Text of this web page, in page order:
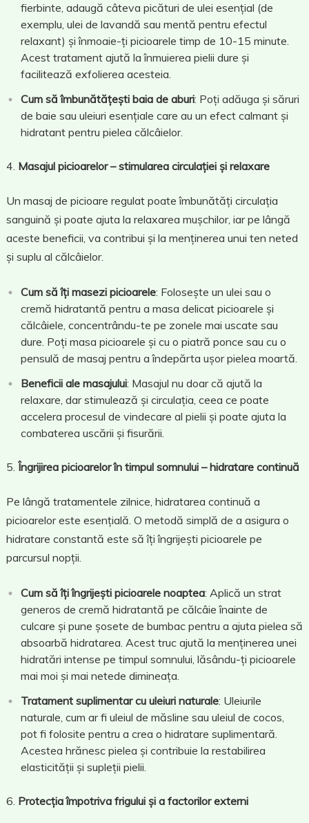
fierbinte, adaugă câteva picături de ulei esențial (de
exemplu, ulei de lavandă sau mentă pentru efectul
relaxant) și înmoaie-ți picioarele timp de 10-15 minute.
Acest tratament ajută la înmuierea pielii dure și
facilitează exfolierea acesteia.
Cum să îmbunătățești baia de aburi: Poți adăuga și săruri
de baie sau uleiuri esențiale care au un efect calmant și
hidratant pentru pielea călcâielor.
Masajul picioarelor – stimularea circulației și relaxare
Un masaj de picioare regulat poate îmbunătăți circulația
sanguină și poate ajuta la relaxarea mușchilor, iar pe lângă
aceste beneficii, va contribui și la menținerea unui ten neted
și suplu al călcâielor.
Cum să îți masezi picioarele: Folosește un ulei sau o
cremă hidratantă pentru a masa delicat picioarele și
călcâiele, concentrându-te pe zonele mai uscate sau
dure. Poți masa picioarele și cu o piatră ponce sau cu o
pensulă de masaj pentru a îndepărta ușor pielea moartă.
Beneficii ale masajului: Masajul nu doar că ajută la
relaxare, dar stimulează și circulația, ceea ce poate
accelera procesul de vindecare al pielii și poate ajuta la
combaterea uscării și fisurării.
Îngrijirea picioarelor în timpul somnului – hidratare continuă
Pe lângă tratamentele zilnice, hidratarea continuă a
picioarelor este esențială. O metodă simplă de a asigura o
hidratare constantă este să îți îngrijești picioarele pe
parcursul nopții.
Cum să îți îngrijești picioarele noaptea: Aplică un strat
generos de cremă hidratantă pe călcâie înainte de
culcare și pune șosete de bumbac pentru a ajuta pielea să
absoarbă hidratarea. Acest truc ajută la menținerea unei
hidratări intense pe timpul somnului, lăsându-ți picioarele
mai moi și mai netede dimineața.
Tratament suplimentar cu uleiuri naturale: Uleiurile
naturale, cum ar fi uleiul de măsline sau uleiul de cocos,
pot fi folosite pentru a crea o hidratare suplimentară.
Acestea hrănesc pielea și contribuie la restabilirea
elasticității și supleții pielii.
Protecția împotriva frigului și a factorilor externi